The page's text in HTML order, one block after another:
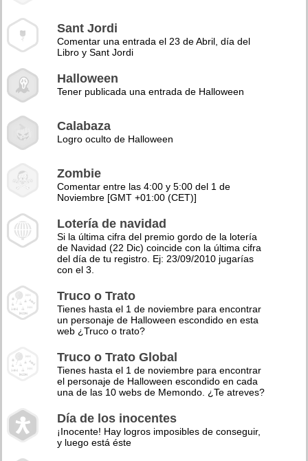
Sant Jordi
Comentar una entrada el 23 de Abril, día del
Libro y Sant Jordi
Halloween
Tener publicada una entrada de Halloween
Calabaza
Logro oculto de Halloween
Zombie
Comentar entre las 4:00 y 5:00 del 1 de
Noviembre [GMT +01:00 (CET)]
Lotería de navidad
Si la última cifra del premio gordo de la lotería
de Navidad (22 Dic) coincide con la última cifra
del día de tu registro. Ej: 23/09/2010 jugarías
con el 3.
Truco o Trato
Tienes hasta el 1 de noviembre para encontrar
un personaje de Halloween escondido en esta
web ¿Truco o trato?
Truco o Trato Global
Tienes hasta el 1 de noviembre para encontrar
el personaje de Halloween escondido en cada
una de las 10 webs de Memondo. ¿Te atreves?
Día de los inocentes
¡Inocente! Hay logros imposibles de conseguir,
y luego está éste